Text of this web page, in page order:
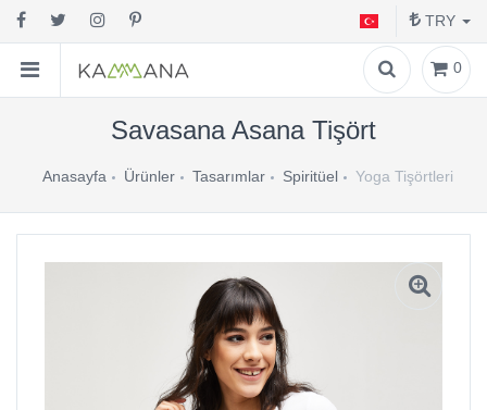
TRY
0
Savasana Asana Tişört
Anasayfa Ürünler Tasarımlar Spiritüel Yoga Tişörtleri